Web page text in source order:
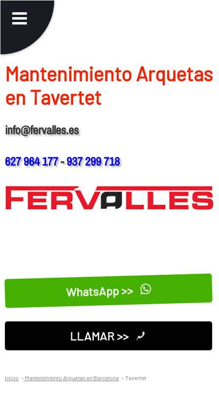
Mantenimiento Arquetas
en Tavertet
info@fervalles.es
627 964 177-937 299 718
WhatsApp >>
LLAMAR >>
Inicio Mantenimiento Arquetas en Barcelona Tavertet